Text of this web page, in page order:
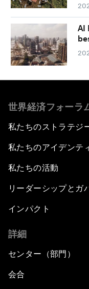
AI
世界経済フォーラ
私たちのストラテジ
私たちのアイデンテ
私たちの活動
リーダーシップとガ
インパクト
詳細
センター（部門）
会合